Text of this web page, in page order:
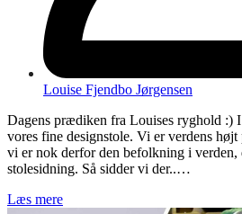
Louise Fjendbo Jørgensen
Dagens prædiken fra Louises ryghold :)
vores fine designstole. Vi er verdens
vi er nok derfor den befolkning i verden,
stolesidning. Så sidder vi der..…
Læs mere